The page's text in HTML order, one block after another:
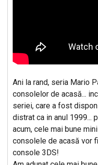
Ani la rand, seria Mario
consolelor de acasă...
seriei, care a fost
distrat ca in anul 1999...
acum, cele mai bune
consolele de acasă vor
console 3DS!